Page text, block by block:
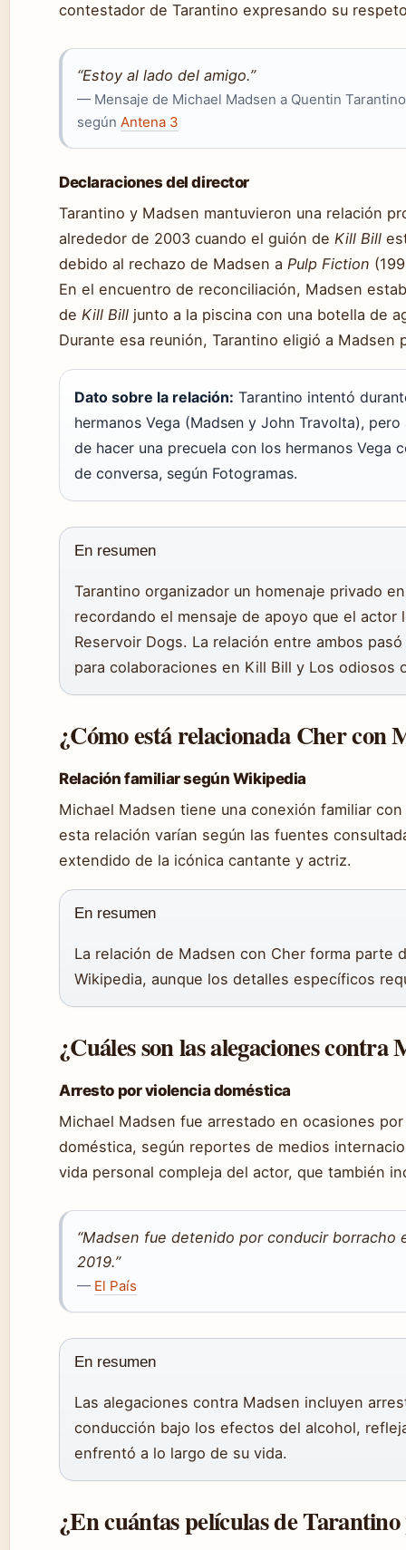
contestador de Tarantino expresando su
“Estoy al lado del amigo.”
— Mensaje de Michael Madsen a Quentin
según Antena 3
Declaraciones del director
Tarantino y Madsen mantuvieron una relación
alrededor de 2003 cuando el guión de Kill Bill
debido al rechazo de Madsen a Pulp Fiction
En el encuentro de reconciliación, Madsen
de Kill Bill junto a la piscina con una botella de
Durante esa reunión, Tarantino eligió a Madsen
Dato sobre la relación: Tarantino intentó
hermanos Vega (Madsen y John Travolta),
de hacer una precuela con los hermanos Vega
de conversa, según Fotogramas.
En resumen
Tarantino organizador un homenaje privado
recordando el mensaje de apoyo que el actor
Reservoir Dogs. La relación entre ambos
para colaboraciones en Kill Bill y Los odiosos
¿Cómo está relacionada Cher con
Relación familiar según Wikipedia
Michael Madsen tiene una conexión familiar
esta relación varían según las fuentes
extendido de la icónica cantante y actriz.
En resumen
La relación de Madsen con Cher forma parte
Wikipedia, aunque los detalles específicos
¿Cuáles son las alegaciones contra
Arresto por violencia doméstica
Michael Madsen fue arrestado en ocasiones
doméstica, según reportes de medios
vida personal compleja del actor, que también
“Madsen fue detenido por conducir
2019.”
— El País
En resumen
Las alegaciones contra Madsen incluyen
conducción bajo los efectos del alcohol,
enfrentó a lo largo de su vida.
¿En cuántas películas de